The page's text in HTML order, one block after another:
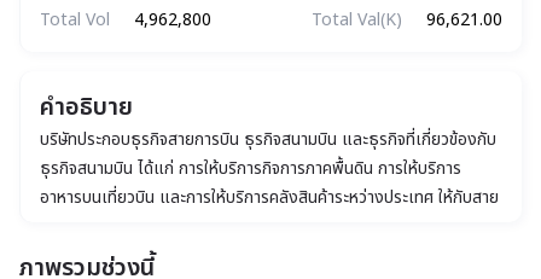
Total Vol 4,962,800 Total Val(K) 96,621.00
คำอธิบาย
บริษัทประกอบธุรกิจสายการบิน ธุรกิจสนามบิน และธุรกิจที่เกี่ยวข้องกับ
ธุรกิจสนามบิน ได้แก่ การให้บริการกิจการภาคพื้นดิน การให้บริการ
อาหารบนเที่ยวบิน และการให้บริการคลังสินค้าระหว่างประเทศ ให้กับสาย
ภาพรวมช่วงนี้